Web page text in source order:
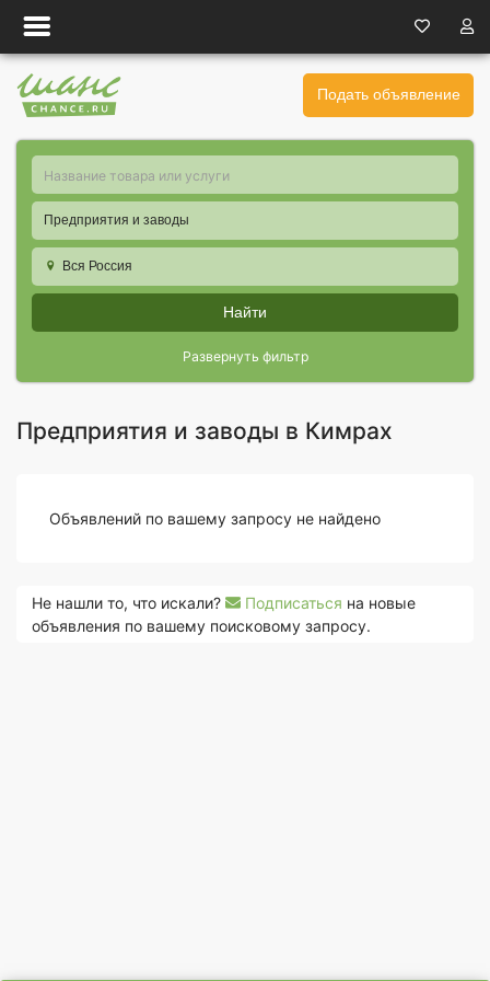
Подать объявление
Предприятия и заводы
Вся Россия
Найти
Развернуть фильтр
Предприятия и заводы в Кимрах
Объявлений по вашему запросу не найдено
Не нашли то, что искали? Подписаться на новые
объявления по вашему поисковому запросу.